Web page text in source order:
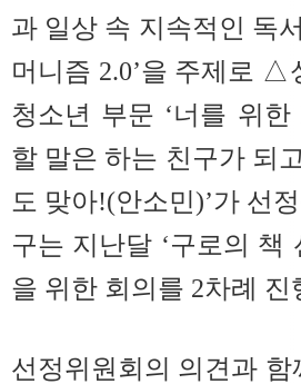
과 일상 속 지속적인 독
머니즘 2.0’을 주제로 △
청소년 부문 ‘너를 위
할 말은 하는 친구가 되
도 맞아!(안소민)’가 선
구는 지난달 ‘구로의 책
을 위한 회의를 2차례 진
선정위원회의 의견과